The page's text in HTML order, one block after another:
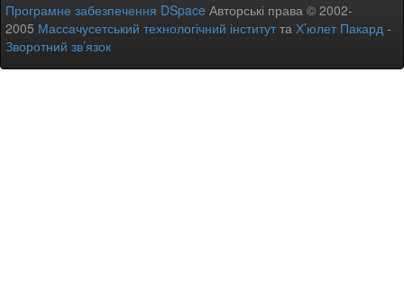
Програмне забезпечення DSpace Авторські права © 2002-
2005 Массачусетський технологічний інститутта Х’юлет Пакард -
Зворотний зв’язок